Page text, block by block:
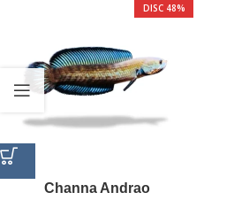
DISC 48%
Channa Andrao